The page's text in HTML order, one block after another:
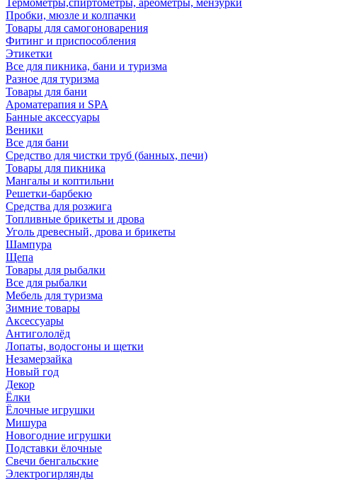
Термометры,спиртометры, ареометры, мензурки
Пробки, мюзле и колпачки
Товары для самогоноварения
Фитинг и приспособления
Этикетки
Все для пикника, бани и туризма
Разное для туризма
Товары для бани
Ароматерапия и SPA
Банные аксессуары
Веники
Все для бани
Средство для чистки труб (банных, печи)
Товары для пикника
Мангалы и коптильни
Решетки-барбекю
Средства для розжига
Топливные брикеты и дрова
Уголь древесный, дрова и брикеты
Шампура
Щепа
Товары для рыбалки
Все для рыбалки
Мебель для туризма
Зимние товары
Аксессуары
Антигололёд
Лопаты, водосгоны и щетки
Незамерзайка
Новый год
Декор
Ёлки
Ёлочные игрушки
Мишура
Новогодние игрушки
Подставки ёлочные
Свечи бенгальские
Электрогирлянды